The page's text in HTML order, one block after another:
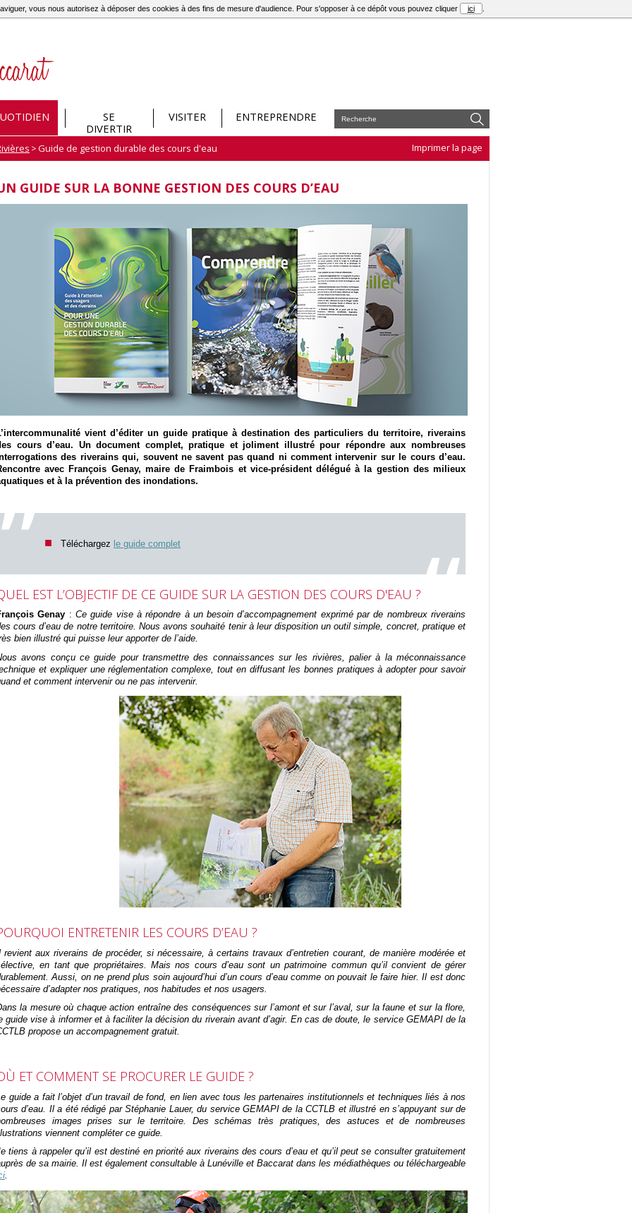
vous nous autorisez à déposer des cookies à des fins de mesure d'audience. Pour s'opposer à ce dépôt vous pouvez cliquer ici
>Guide de gestion durable des cours d'eau Imprimer la page
SE
DIVERTIR
VISITER ENTREPRENDRE
GUIDE SUR LA BONNE GESTION DES COURS D’EAU
vient d’éditer un guide pratique à destination des particuliers du territoire, riverains
cours d’eau. Un document complet, pratique et joliment illustré pour répondre aux nombreuses
des riverains qui, souvent ne savent pas quand ni comment intervenir sur le cours d’eau.
avec François Genay, maire de Fraimbois et vice-président délégué àla gestion des milieux
et à la prévention des inondations.
Téléchargez le guide complet
EST L’OBJECTIF DE CE GUIDE SUR LA GESTION DES COURS D'EAU ?
Genay : Ce guide vise à répondre à un besoin d’accompagnement exprimé par de nombreux riverains
cours d’eau de notre territoire. Nous avons souhaité tenir à leur disposition un outil simple, concret, pratique et
bien illustré qui puisse leur apporter de l’aide.
avons conçu ce guide pour transmettre des connaissances sur les rivières, palier à la méconnaissance
et expliquer une réglementation complexe, tout en diffusant les bonnes pratiques à adopter pour savoir
et comment intervenir ou ne pas intervenir.
ENTRETENIR LES COURS D’EAU ?
revient aux riverains de procéder, si nécessaire, à certains travaux d’entretien courant, de manière modérée et
en tant que propriétaires. Mais nos cours d’eau sont un patrimoine commun qu’il convient de gérer
Aussi, on ne prend plus soin aujourd’hui d’un cours d’eau comme on pouvait le faire hier. Il est donc
d’adapter nos pratiques, nos habitudes et nos usagers.
la mesure où chaque action entraîne des conséquences sur l’amont et sur l’aval, sur la faune et sur la flore,
guide vise à informer et à faciliter la décision du riverain avant d’agir. En cas de doute, le service GEMAPI de la
propose un accompagnement gratuit.
ET COMMENT SE PROCURER LE GUIDE ?
guide a fait l’objet d’un travail de fond, en lien avec tous les partenaires institutionnels et techniques liés à nos
d’eau. Il a été rédigé par Stéphanie Lauer, du service GEMAPI de la CCTLB et illustré en s’appuyant sur de
images prises sur le territoire. Des schémas très pratiques, des astuces et de nombreuses
viennent compléter ce guide.
tiens à rappeler qu’il est destiné en priorité aux riverains des cours d’eau et qu’il peut se consulter gratuitement
de sa mairie. Il est également consultable à Lunéville et Baccarat dans les médiathèques ou téléchargeable
.